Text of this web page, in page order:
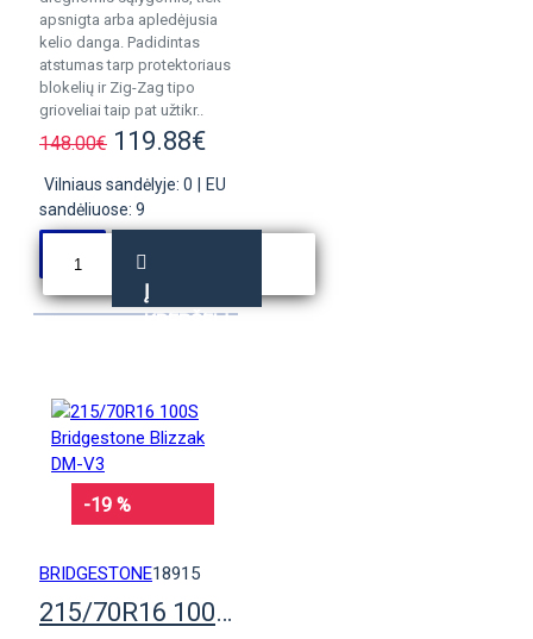
apsnigta arba apledėjusia
kelio danga. Padidintas
atstumas tarp protektoriaus
blokelių ir Zig-Zag tipo
grioveliai taip pat užtikr..
148.00€ 119.88€
Vilniaus sandėlyje: 0
EU
sandėliuose: 9
Į
KREPŠELĮ
-19 %
BRIDGESTONE18915
215/70R16 100S Bridgestone Blizzak DM-V3